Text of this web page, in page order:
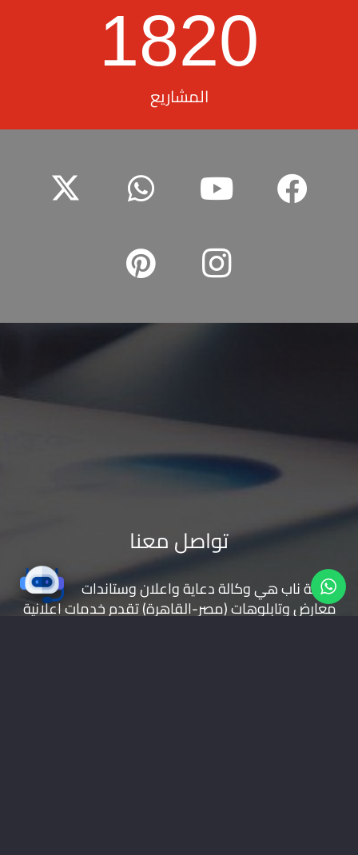
1820
المشاريع
تواصل معنا
شركة ناب هي وكالة دعاية واعلان وستاندات
معارضوتابلوهات(مصر-القاهرة) تقدم خدمات اعلانية